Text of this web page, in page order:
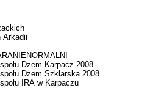
Arkadii
Dżem Karpacz 2008
Dżem Szklarska 2008
IRA w Karpaczu